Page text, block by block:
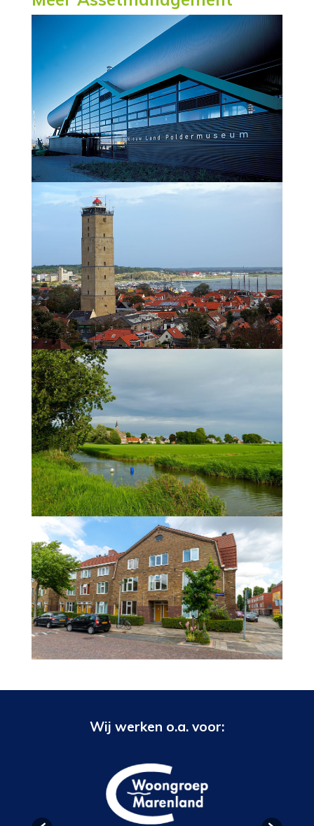
Wij werken o.a. voor: